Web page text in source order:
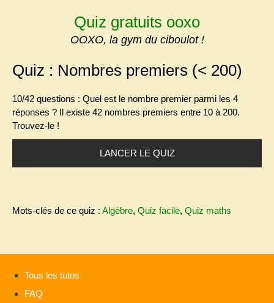
Quiz gratuits ooxo
OOXO, la gym du ciboulot !
Quiz : Nombres premiers (< 200)
10/42 questions : Quel est le nombre premier parmi les 4
réponses ? Il existe 42 nombres premiers entre 10 à 200.
Trouvez-le !
LANCER LE QUIZ
Mots-clés de ce quiz : Algèbre, Quiz facile, Quiz maths
Tous les tutos
FAQ